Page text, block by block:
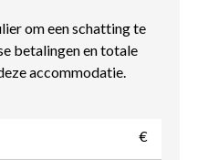
om een schatting te
betalingen en totale
accommodatie.
€